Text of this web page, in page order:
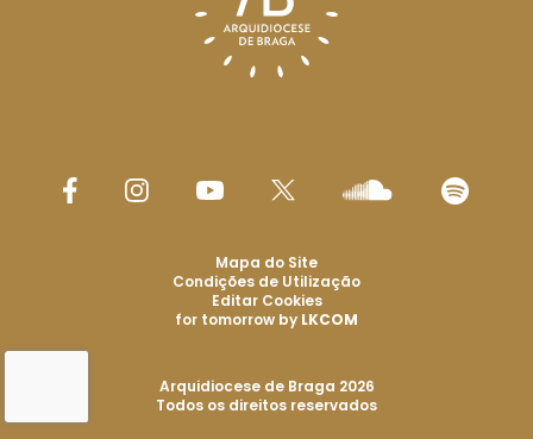
Arquidiocese de Braga 2026
Todos os direitos reservados
Mapa do Site
Condições de Utilização
Editar Cookies
for tomorrow by LKCOM